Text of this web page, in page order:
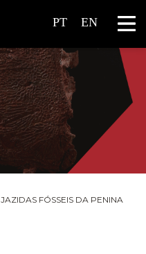
PT EN
JAZIDAS FÓSSEIS DA PENINA